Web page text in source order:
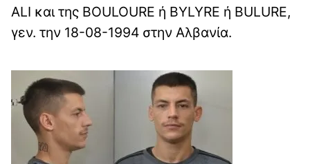
ALI και της BOULOURE ή BYLYRE ή BULURE,
γεν. την 18-08-1994 στην Αλβανία.